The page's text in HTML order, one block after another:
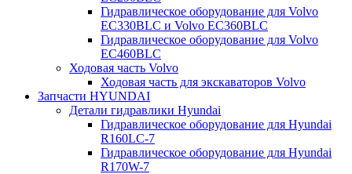
Гидравлическое оборудование для Volvo
EC330BLC и Volvo EC360BLC
Гидравлическое оборудование для Volvo
EC460BLC
Ходовая часть Volvo
Ходовая часть для экскаваторов Volvo
Запчасти HYUNDAI
Детали гидравлики Hyundai
Гидравлическое оборудование для Hyundai
R160LC-7
Гидравлическое оборудование для Hyundai
R170W-7